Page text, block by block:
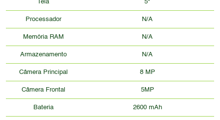
Tela 5"
Processador N/A
Memória RAM N/A
Armazenamento N/A
Câmera Principal 8 MP
Câmera Frontal 5MP
Bateria 2600 mAh